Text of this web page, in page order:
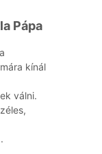
Pápa
kínál
válni.